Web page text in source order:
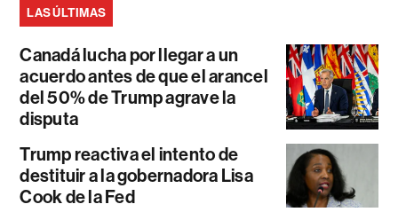
LAS ÚLTIMAS
Canadá lucha por llegar a un
acuerdo antes de que el arancel
del 50% de Trump agrave la
disputa
Trump reactiva el intento de
destituir a la gobernadora Lisa
Cook de la Fed